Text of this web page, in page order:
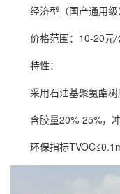
经济型（国产通用级
价格范围：10-20元/
特性：
采用石油基聚氨酯树
含胶量20%-25%，冲
环保指标